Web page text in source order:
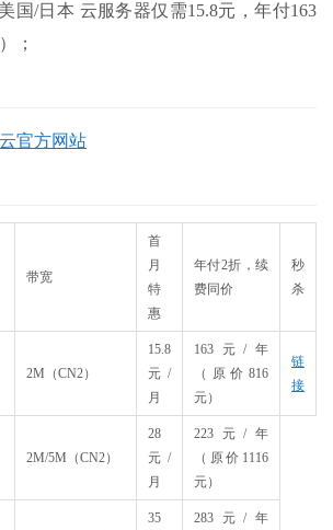
国/日本 云服务器仅需15.8元，年付163
；
官方网站
带宽
首
月
特
惠
年付2折，续
费同价
秒
杀
2M（CN2）
15.8
元/
月
163元/年
（原价816
元）
链
接
2M/5M（CN2）
28
元/
月
223元/年
（原价1116
元）
35
283元/年